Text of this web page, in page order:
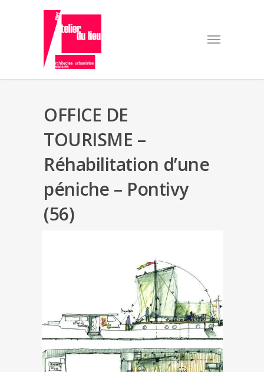
OFFICE DE
TOURISME –
Réhabilitation d’une
péniche – Pontivy
(56)